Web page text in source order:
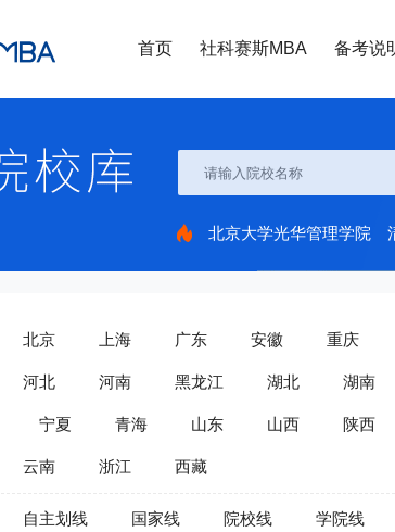
首页 社科赛斯MBA 备考说
北京大学光华管理学院
北京 上海 广东 安徽 重庆
河北 河南 黑龙江 湖北 湖南
宁夏 青海 山东 山西 陕西
云南 浙江 西藏
自主划线 国家线 院校线 学院线